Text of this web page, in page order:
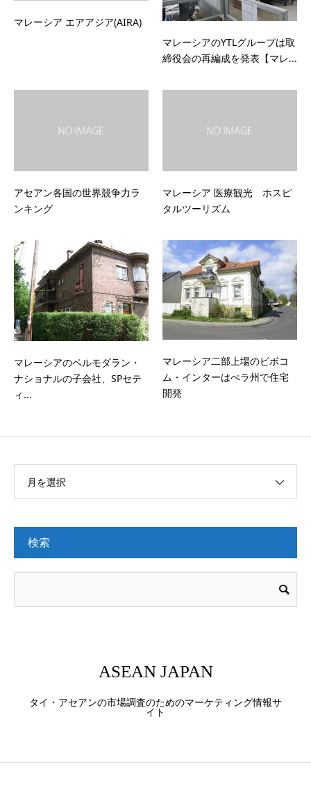
マレーシア エアアジア(AIRA)
マレーシアのYTLグループは取
締役会の再編成を発表【マレ...
アセアン各国の世界競争力ラ
ンキング
マレーシア 医療観光 ホスピ
タルツーリズム
マレーシアのペルモダラン・
ナショナルの子会社、SPセテ
ィ...
マレーシア二部上場のビボコ
ム・インターはぺラ州で住宅
開発
月を選択
検索
ASEAN JAPAN
タイ・アセアンの市場調査のためのマーケティング情報サ
イト